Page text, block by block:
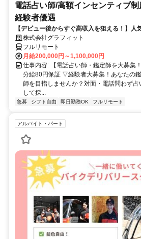
電話占い師/高額インセンティブ
経験者優遇
【デビュー後からすぐ高収入を狙える！】人
トで占いのお仕事
株式会社グラフィット
フルリモート
月給200,000円～1,100,000円
仕事内容: 【電話占い師・鑑定師を大募集
分給80円保証 ▽経験者大募集！あなたの
師を目指しませんか？対面・電話問わず
して採...
急募 シフト自由 即日勤務OK フルリモート
アルバイト・パート